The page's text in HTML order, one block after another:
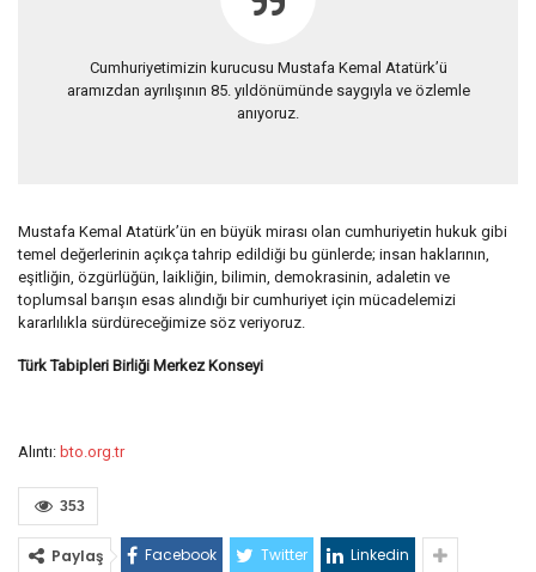
Cumhuriyetimizin kurucusu Mustafa Kemal Atatürk’ü
aramızdan ayrılışının 85. yıldönümünde saygıyla ve özlemle
anıyoruz.
Mustafa Kemal Atatürk’ün en büyük mirası olan cumhuriyetin hukuk gibi
temel değerlerinin açıkça tahrip edildiği bu günlerde; insan haklarının,
eşitliğin, özgürlüğün, laikliğin, bilimin, demokrasinin, adaletin ve
toplumsal barışın esas alındığı bir cumhuriyet için mücadelemizi
kararlılıkla sürdüreceğimize söz veriyoruz.
Türk Tabipleri Birliği Merkez Konseyi
Alıntı: bto.org.tr
353
Paylaş Facebook Twitter Linkedin